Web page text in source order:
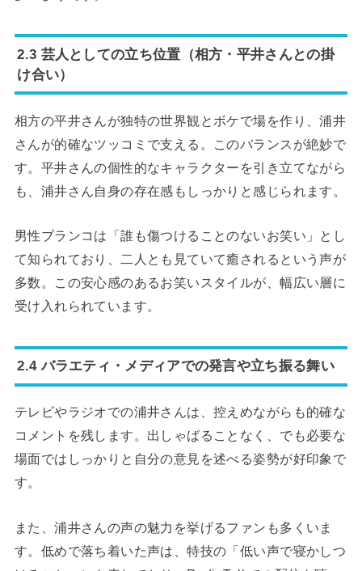
2.3 芸人としての立ち位置（相方・平井さんとの掛
け合い）
相方の平井さんが独特の世界観とボケで場を作り、浦井
さんが的確なツッコミで支える。このバランスが絶妙で
す。平井さんの個性的なキャラクターを引き立てながら
も、浦井さん自身の存在感もしっかりと感じられます。
男性ブランコは「誰も傷つけることのないお笑い」とし
て知られており、二人とも見ていて癒されるという声が
多数。この安心感のあるお笑いスタイルが、幅広い層に
受け入れられています。
2.4 バラエティ・メディアでの発言や立ち振る舞い
テレビやラジオでの浦井さんは、控えめながらも的確な
コメントを残します。出しゃばることなく、でも必要な
場面ではしっかりと自分の意見を述べる姿勢が好印象で
す。
また、浦井さんの声の魅力を挙げるファンも多くいま
す。低めで落ち着いた声は、特技の「低い声で寝かしつ